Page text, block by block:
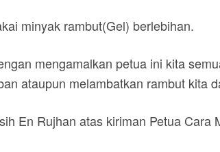
minyak rambut(Gel) berlebihan.
mengamalkan petua ini kita
ataupun melambatkan rambut kita
En Rujhan atas kiriman Petua Cara